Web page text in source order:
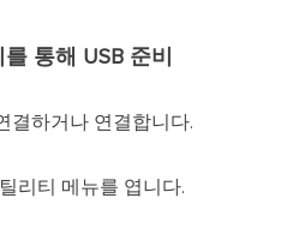
통해 USB 준비
결하거나 연결합니다.
리티 메뉴를 엽니다.